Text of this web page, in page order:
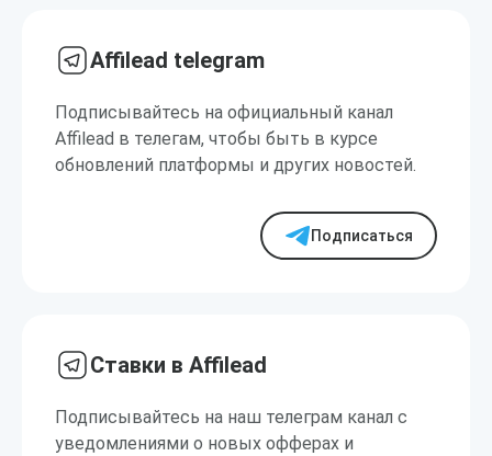
Affilead telegram
Подписывайтесь на официальный канал
Affilead в телегам, чтобы быть в курсе
обновлений платформы и других новостей.
Подписаться
Ставки в Affilead
Подписывайтесь на наш телеграм канал с
уведомлениями о новых офферах и